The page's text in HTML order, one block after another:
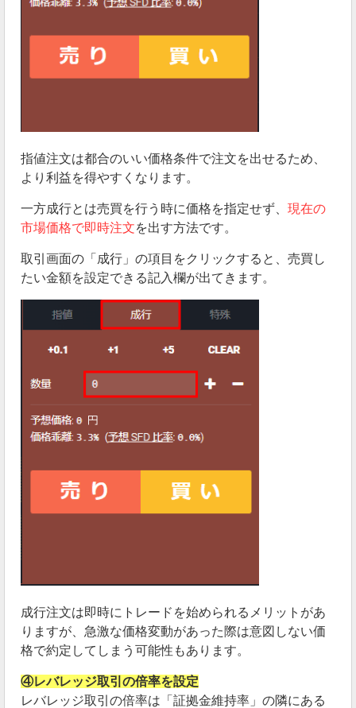
指値注文は都合のいい価格条件で注文を出せるため、
より利益を得やすくなります。
一方成行とは売買を行う時に価格を指定せず、 現在の
市場価格で即時注文を出す方法です。
取引画面の「成行」の項目をクリックすると、売買し
たい金額を設定できる記入欄が出てきます。
成行注文は即時にトレードを始められるメリットがあ
りますが、急激な価格変動があった際は意図しない価
格で約定してしまう可能性もあります。
④レバレッジ取引の倍率を設定
レバレッジ取引の倍率は「証拠金維持率」の隣にある